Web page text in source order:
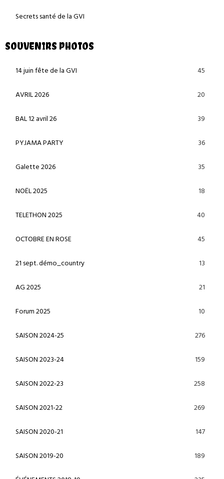
Secrets santé de la GVI
SOUVENIRS PHOTOS
14 juin fête de la GVI 45
AVRIL 2026 20
BAL 12 avril 26 39
PYJAMA PARTY 36
Galette 2026 35
NOËL 2025 18
TELETHON 2025 40
OCTOBRE EN ROSE 45
21 sept. démo_country 13
AG 2025 21
Forum 2025 10
SAISON 2024-25 276
SAISON 2023-24 159
SAISON 2022-23 258
SAISON 2021-22 269
SAISON 2020-21 147
SAISON 2019-20 189